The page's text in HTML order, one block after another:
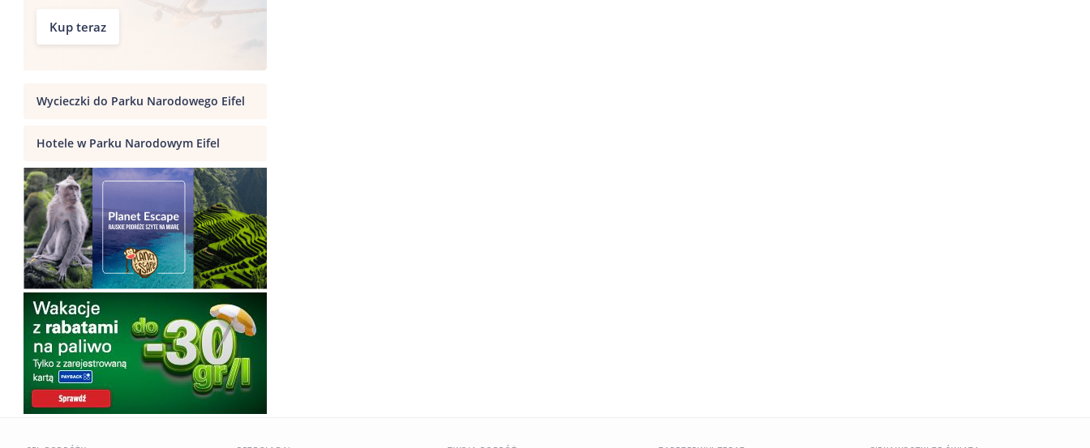
Kup teraz
Wycieczki do Parku Narodowego Eifel
Hotele w Parku Narodowym Eifel